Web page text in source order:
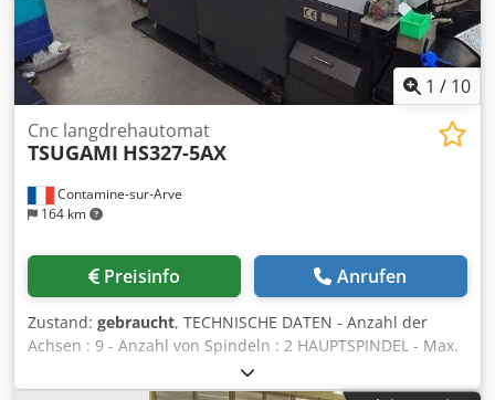
1 / 10
Contamine-sur-Arve
164 km
Cnc langdrehautomat
TSUGAMI HS327-5AX
Preisinfo Anrufen
Zustand: gebraucht, TECHNISCHE DATEN - Anzahl der
Achsen : 9 - Anzahl von Spindeln : 2 HAUPTSPINDEL - Max.
Stangendurchmesser : 32 [mm] - Max. bearbeitbare Länge
: 320 [mm] - Spindeldrehzahl : 8.000 [Upm] -